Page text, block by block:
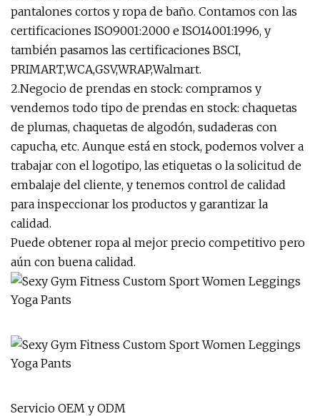
pantalones cortos y ropa de baño. Contamos con las
certificaciones ISO9001:2000 e ISO14001:1996, y
también pasamos las certificaciones BSCI,
PRIMART,WCA,GSV,WRAP,Walmart.
2.Negocio de prendas en stock: compramos y
vendemos todo tipo de prendas en stock: chaquetas
de plumas, chaquetas de algodón, sudaderas con
capucha, etc. Aunque está en stock, podemos volver a
trabajar con el logotipo, las etiquetas o la solicitud de
embalaje del cliente, y tenemos control de calidad
para inspeccionar los productos y garantizar la
calidad.
Puede obtener ropa al mejor precio competitivo pero
aún con buena calidad.
Servicio OEM y ODM